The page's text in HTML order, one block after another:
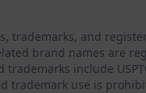
trademarks, and
brand names are
trademarks include
trademark use is